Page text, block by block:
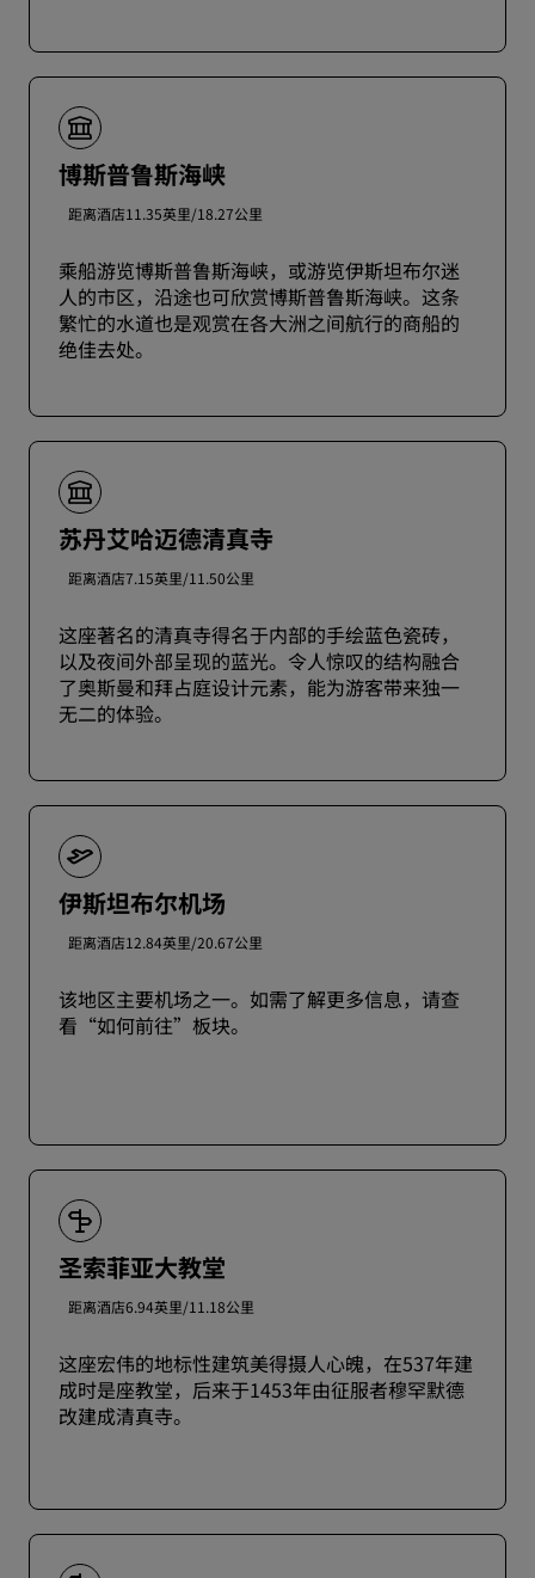
博斯普鲁斯海峡
距离酒店11.35英里/18.27公里
乘船游览博斯普鲁斯海峡，或游览伊斯坦布尔迷
人的市区，沿途也可欣赏博斯普鲁斯海峡。这条
繁忙的水道也是观赏在各大洲之间航行的商船的
绝佳去处。
苏丹艾哈迈德清真寺
距离酒店7.15英里/11.50公里
这座著名的清真寺得名于内部的手绘蓝色瓷砖，
以及夜间外部呈现的蓝光。令人惊叹的结构融合
了奥斯曼和拜占庭设计元素，能为游客带来独一
无二的体验。
伊斯坦布尔机场
距离酒店12.84英里/20.67公里
该地区主要机场之一。如需了解更多信息，请查
看“如何前往”板块。
圣索菲亚大教堂
距离酒店6.94英里/11.18公里
这座宏伟的地标性建筑美得摄人心魄，在537年建
成时是座教堂，后来于1453年由征服者穆罕默德
改建成清真寺。